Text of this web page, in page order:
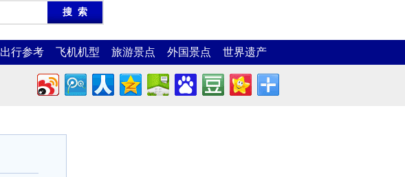
出行参考 飞机机型 旅游景点 外国景点 世界遗产